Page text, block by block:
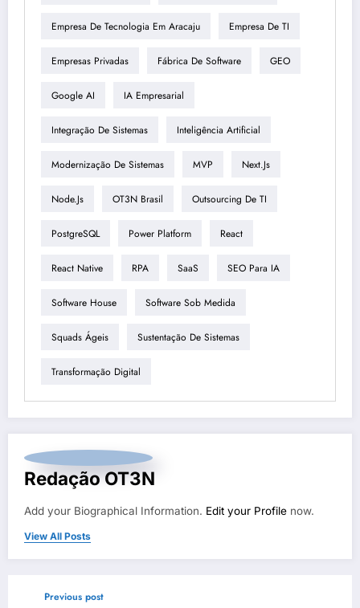
Empresa De Tecnologia Em Aracaju Empresa De TI
Empresas Privadas Fábrica De Software GEO
Google AI IA Empresarial
Integração De Sistemas Inteligência Artificial
Modernização De Sistemas MVP Next.js
Node.js OT3N Brasil Outsourcing De TI
PostgreSQL Power Platform React
React Native RPA SaaS SEO Para IA
Software House Software Sob Medida
Squads Ágeis Sustentação De Sistemas
Transformação Digital
Redação OT3N
Add your Biographical Information. Edit your Profile now.
View All Posts
Previous post